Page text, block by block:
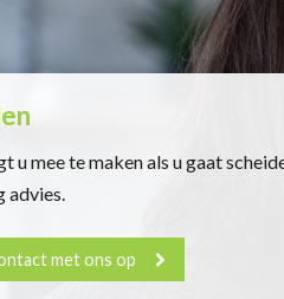
u mee te maken als u gaat
advies.
met ons op